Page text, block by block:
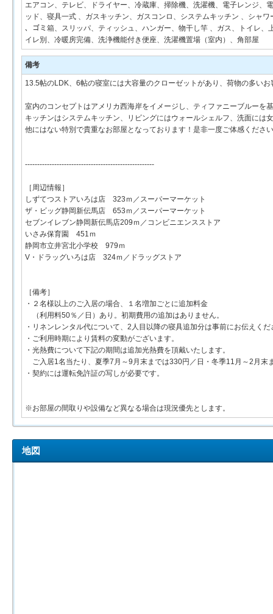
エアコン、テレビ、ドライヤー、冷蔵庫、掃除機、洗濯機、電子レンジ
ッド、寝具一式 、ガスキッチン、ガスコンロ、システムキッチン 、シャ
、ゴミ箱、スリッパ、ティッシュ、ハンガー、物干し竿 、ガス、トイレ
イレ別、冷暖房完備、洗浄機能付き便座、洗濯機置場（室内）、角部屋
備考
13.5帖のLDK、6帖の寝室には大容量のクローゼットがあり、荷物の多い
室内のコンセプトはアメリカ西海岸をイメージし、ティファニーブルーを
キッチンはシステムキッチン、リビングにはウォールシェルフ、洗面に
他にはない特別で貴重なお部屋となっております！是非一度ご体感くださ
-----------------------------------------------------
［周辺情報］
しずてつストアいろは店 323ｍ／スーパーマーケット
ザ・ビッグ静岡新伝馬店 653ｍ／スーパーマーケット
セブンイレブン静岡新伝馬店209ｍ／コンビニエンスストア
いさみ保育園 451ｍ
静岡市立井宮北小学校 979ｍ
V・ドラッグいろは店 324ｍ／ドラッグストア
［備考］
・２名様以上のご入居の場合、１名増加ごとに追加料金
（利用料50％／日）あり。初期費用の追加はありません。
・リネンレンタル代について、2人目以降の寝具追加分は事前にお伝えくだ
・ご利用時期により賃料の変動がございます。
・光熱費について下記の期間は追加光熱費を頂戴いたします。
ご入居1名当たり、夏季7月～9月末までは330円／日・冬季11月～2月末
・契約には運転免許証の写しが必要です。
※お部屋の間取りや設備など異なる場合は現況優先とします。
地図